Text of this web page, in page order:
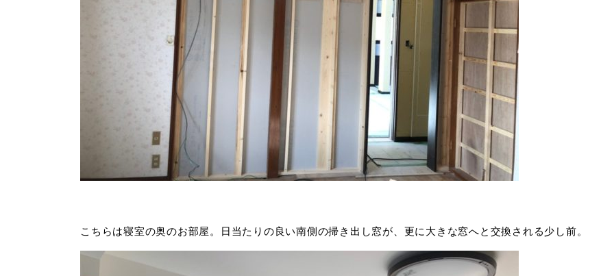
こちらは寝室の奥のお部屋。日当たりの良い南側の掃き出し窓が、更に大きな窓へと交換される少し前。